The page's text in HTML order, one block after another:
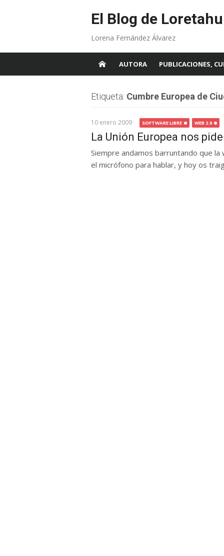
El Blog de
Lorena Fernández Álvarez
AUTORA PUBLICACIONES,
Etiqueta: Cumbre Europea de
10 enero 2009 SOFTWARE LIBRE WEB 2.0
La Unión Europea nos
Siempre andamos barruntando que
el micrófono para hablar, y hoy os